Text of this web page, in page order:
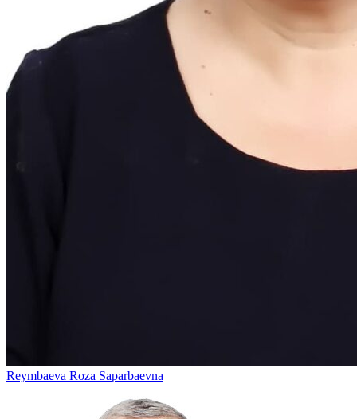
Reymbaeva Roza Saparbaevna